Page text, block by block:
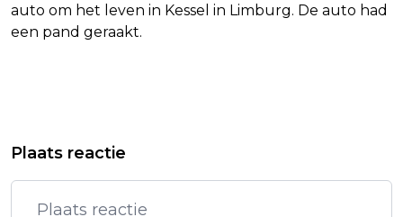
auto om het leven in Kessel in Limburg. De auto had
een pand geraakt.
OM ENERGIECRISIS HET HOOFD TE
TRUMP: GESPREKKEN VS EN IRAN
GAAN VOLGENDE WEEK VERDER
Plaats reactie